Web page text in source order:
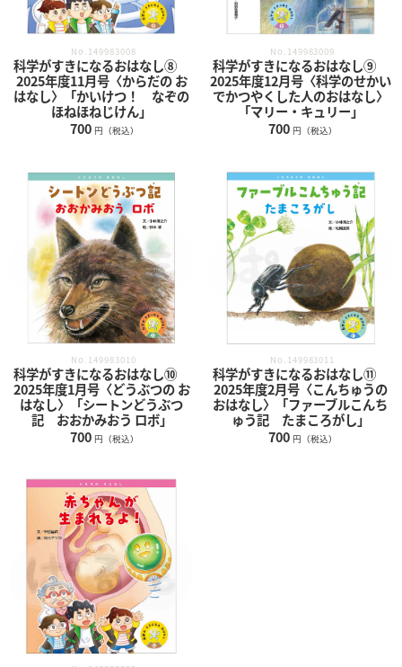
No.149983008
科学がすきになるおはなし⑧
2025年度11月号〈からだの お
はなし〉「かいけつ！ なぞの
ほねほねじけん」
700 円（税込）
No.149983009
科学がすきになるおはなし⑨
2025年度12月号〈科学のせかい
でかつやくした人のおはなし〉
「マリー・キュリー」
700 円（税込）
No.149983010
科学がすきになるおはなし⑩
2025年度1月号〈どうぶつの お
はなし〉「シートンどうぶつ
記 おおかみおう ロボ」
700 円（税込）
No.149983011
科学がすきになるおはなし⑪
2025年度2月号〈こんちゅうの
おはなし〉「ファーブルこんち
ゅう記 たまころがし」
700 円（税込）